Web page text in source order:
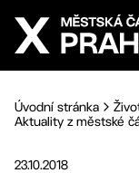
Přejít na hlavní
Úvodní stránka
Aktuality z městské
23.10.2018